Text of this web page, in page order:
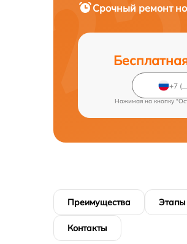
Срочный ремонт
Нажимая на кнопку
Преимущества Этапы
Контакты